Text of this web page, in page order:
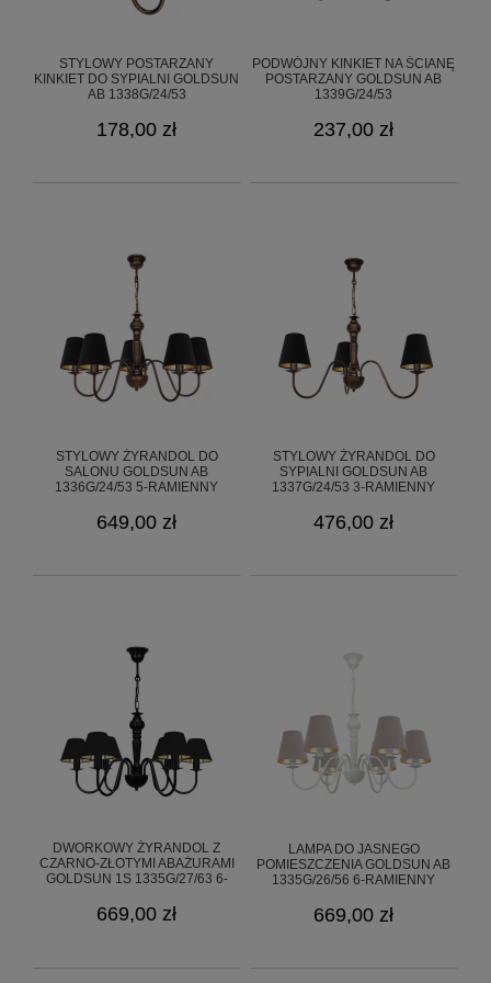
STYLOWY POSTARZANY
KINKIET DO SYPIALNI GOLDSUN
AB 1338G/24/53
178,00 zł
PODWÓJNY KINKIET NA ŚCIANĘ
POSTARZANY GOLDSUN AB
1339G/24/53
237,00 zł
STYLOWY ŻYRANDOL DO
SALONU GOLDSUN AB
1336G/24/53 5-RAMIENNY
649,00 zł
STYLOWY ŻYRANDOL DO
SYPIALNI GOLDSUN AB
1337G/24/53 3-RAMIENNY
476,00 zł
DWORKOWY ŻYRANDOL Z
CZARNO-ZŁOTYMI ABAŻURAMI
GOLDSUN 1S 1335G/27/63 6-
669,00 zł
LAMPA DO JASNEGO
POMIESZCZENIA GOLDSUN AB
1335G/26/56 6-RAMIENNY
669,00 zł